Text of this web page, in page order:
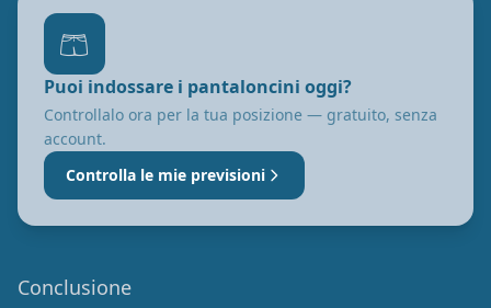
🩳
Puoi indossare i pantaloncini oggi?
Controllalo ora per la tua posizione — gratuito, senza
account.
Controlla le mie previsioni
Conclusione